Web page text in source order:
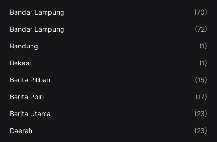
Bandar Lampung (70)
Bandar Lampung (72)
Bandung (1)
Bekasi (1)
Berita Pilihan (15)
Berita Polri (17)
Berita Utama (23)
Daerah (23)